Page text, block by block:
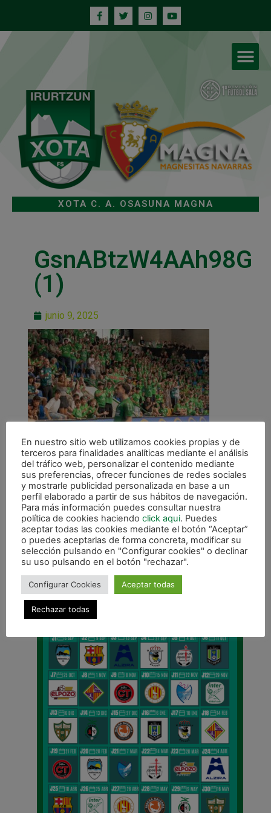
XOTA C. A. OSASUNA MAGNA
GsnABtzW4AAh98G
(1)
junio 9, 2025
ANTERIOR
Osasuna Magna, quinto mejor local de la temporada
CALENDARIO DE LIGA
En nuestro sitio web utilizamos cookies propias y de
terceros para finalidades analíticas mediante el análisis
del tráfico web, personalizar el contenido mediante
sus preferencias, ofrecer funciones de redes sociales
y mostrarle publicidad personalizada en base a un
perfil elaborado a partir de sus hábitos de navegación.
Para más información puedes consultar nuestra
política de cookies haciendo click aqui. Puedes
aceptar todas las cookies mediante el botón “Aceptar”
o puedes aceptarlas de forma concreta, modificar su
selección pulsando en "Configurar cookies" o declinar
su uso pulsando en el botón "rechazar".
Configurar Cookies Aceptar todas
Rechazar todas